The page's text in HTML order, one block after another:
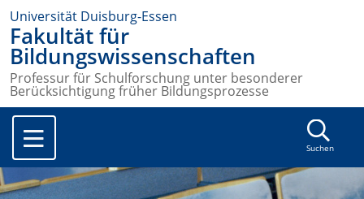
Universität Duisburg-Essen
Fakultät für
Bildungswissenschaften
Professur für Schulforschung unter besonderer
Berücksichtigung früher Bildungsprozesse
Suchen